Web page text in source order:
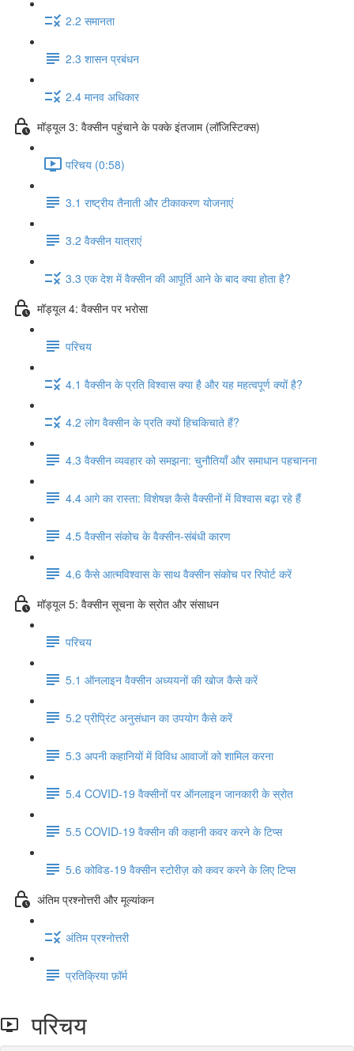
2.2 समानता
2.3 शासन प्रबंधन
2.4 मानव अधिकार
मॉड्यूल 3: वैक्सीन पहुंचाने के पक्के इंतजाम (लॉजिस्टिक्स)
परिचय (0:58)
3.1 राष्ट्रीय तैनाती और टीकाकरण योजनाएं
3.2 वैक्सीन यात्राएं
3.3 एक देश में वैक्सीन की आपूर्ति आने के बाद क्या होता है?
मॉड्यूल 4: वैक्सीन पर भरोसा
परिचय
4.1 वैक्सीन के प्रति विश्वास क्या है और यह महत्वपूर्ण क्यों है?
4.2 लोग वैक्सीन के प्रति क्यों हिचकिचाते हैं?
4.3 वैक्सीन व्यवहार को समझना: चुनौतियाँ और समाधान पहचानना
4.4 आगे का रास्ता: विशेषज्ञ कैसे वैक्सीनों में विश्वास बढ़ा रहे हैं
4.5 वैक्सीन संकोच के वैक्सीन-संबंधी कारण
4.6 कैसे आत्मविश्वास के साथ वैक्सीन संकोच पर रिपोर्ट करें
मॉड्यूल 5: वैक्सीन सूचना के स्रोत और संसाधन
परिचय
5.1 ऑनलाइन वैक्सीन अध्ययनों की खोज कैसे करें
5.2 प्रीप्रिंट अनुसंधान का उपयोग कैसे करें
5.3 अपनी कहानियों में विविध आवाजों को शामिल करना
5.4 COVID-19 वैक्सीनों पर ऑनलाइन जानकारी के स्रोत
5.5 COVID-19 वैक्सीन की कहानी कवर करने के टिप्स
5.6 कोविड-19 वैक्सीन स्टोरीज़ को कवर करने के लिए टिप्स
अंतिम प्रश्नोत्तरी और मूल्यांकन
अंतिम प्रश्नोत्तरी
प्रतिक्रिया फ़ॉर्म
परिचय